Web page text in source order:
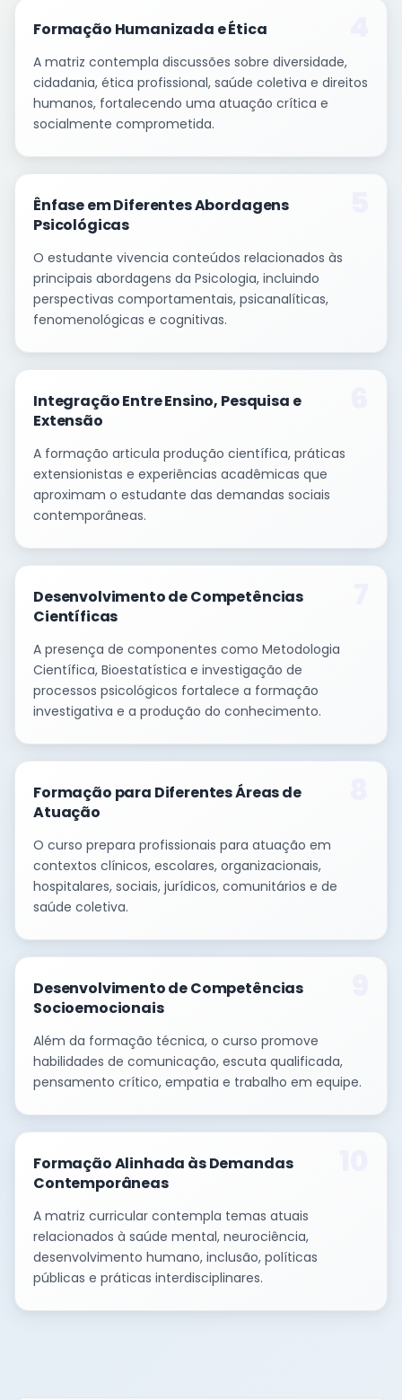
Formação Humanizada e Ética
A matriz contempla discussões sobre diversidade,
cidadania, ética profissional, saúde coletiva e direitos
humanos, fortalecendo uma atuação crítica e
socialmente comprometida.
Ênfase em Diferentes Abordagens
Psicológicas
O estudante vivencia conteúdos relacionados às
principais abordagens da Psicologia, incluindo
perspectivas comportamentais, psicanalíticas,
fenomenológicas e cognitivas.
Integração Entre Ensino, Pesquisa e
Extensão
A formação articula produção científica, práticas
extensionistas e experiências acadêmicas que
aproximam o estudante das demandas sociais
contemporâneas.
Desenvolvimento de Competências
Científicas
A presença de componentes como Metodologia
Científica, Bioestatística e investigação de
processos psicológicos fortalece a formação
investigativa e a produção do conhecimento.
Formação para Diferentes Áreas de
Atuação
O curso prepara profissionais para atuação em
contextos clínicos, escolares, organizacionais,
hospitalares, sociais, jurídicos, comunitários e de
saúde coletiva.
Desenvolvimento de Competências
Socioemocionais
Além da formação técnica, o curso promove
habilidades de comunicação, escuta qualificada,
pensamento crítico, empatia e trabalho em equipe.
Formação Alinhada às Demandas
Contemporâneas
A matriz curricular contempla temas atuais
relacionados à saúde mental, neurociência,
desenvolvimento humano, inclusão, políticas
públicas e práticas interdisciplinares.